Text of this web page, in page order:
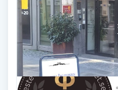
MicroPen
Microshading
Mixfransar